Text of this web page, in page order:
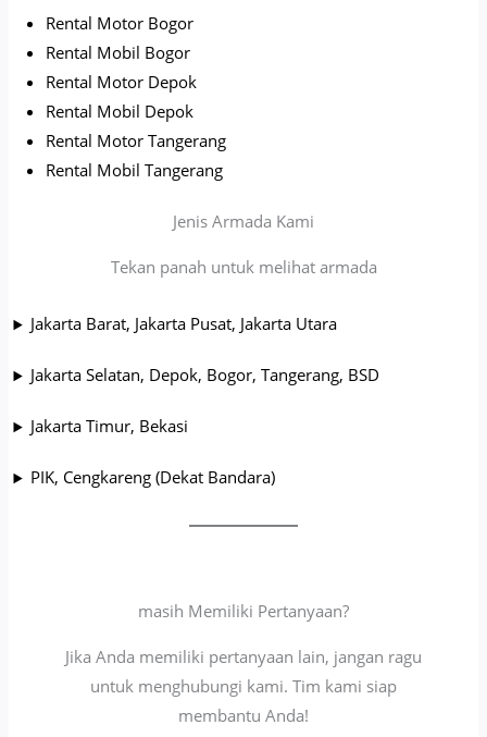
Rental Motor Bogor
Rental Mobil Bogor
Rental Motor Depok
Rental Mobil Depok
Rental Motor Tangerang
Rental Mobil Tangerang
Jenis Armada Kami
Tekan panah untuk melihat armada
Jakarta Barat, Jakarta Pusat, Jakarta Utara
Jakarta Selatan, Depok, Bogor, Tangerang, BSD
Jakarta Timur, Bekasi
PIK, Cengkareng (Dekat Bandara)
masih Memiliki Pertanyaan?
Jika Anda memiliki pertanyaan lain, jangan ragu
untuk menghubungi kami. Tim kami siap
membantu Anda!